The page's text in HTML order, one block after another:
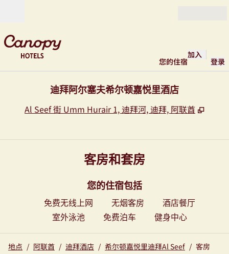
您的住宿
加入
登录
迪拜阿尔塞夫希尔顿嘉悦里酒店
Al Seef 街 Umm Hurair 1, 迪拜河, 迪拜, 阿联酋 ,
客房和套房
您的住宿包括
免费无线上网 无烟客房
酒店餐厅
室外泳池
免费泊车 健身中心
地点 / 阿联酋 / 迪拜酒店 / 希尔顿嘉悦里迪拜Al Seef / 客房